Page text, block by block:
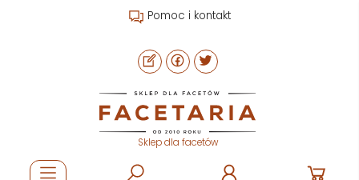
Pomoc i kontakt
Sklep dla facetów